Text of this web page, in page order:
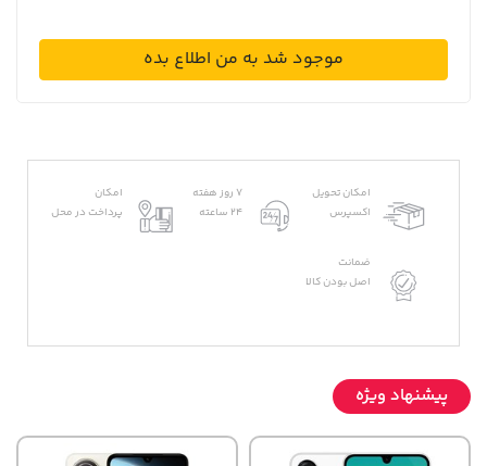
موجود شد به من اطلاع بده
امکان تحویل
اکسپرس
7 روز هفته
24 ساعته
امکان
پرداخت در محل
ضمانت
اصل بودن کالا
پیشنهاد ویژه